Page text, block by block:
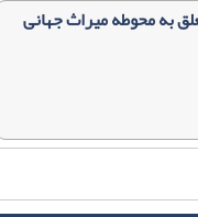
محوطه میراث جهانی